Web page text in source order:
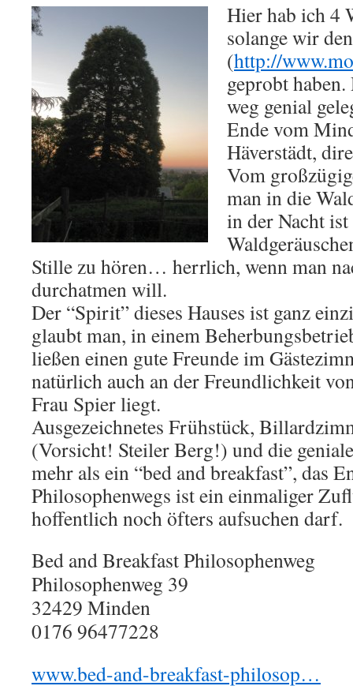
Hier hab ich 4
solange wir
(http://
geprobt
weg genial
Ende vom
Häverstädt,
Vom
man in die
in der Nacht
Stille zu hören… herrlich, wenn man
durchatmen will.
Der “Spirit” dieses Hauses ist ganz
glaubt man, in einem
ließen einen gute Freunde im
natürlich auch an der Freundlichkeit
Frau Spier liegt.
Ausgezeichnetes Frühstück,
(Vorsicht! Steiler Berg!) und die
mehr als ein “bed and breakfast”, das
Philosophenwegs ist ein einmaliger
hoffentlich noch öfters aufsuchen darf.
Bed and Breakfast Philosophenweg
Philosophenweg 39
32429 Minden
0176 96477228
www.bed-and-breakfast-philosop…